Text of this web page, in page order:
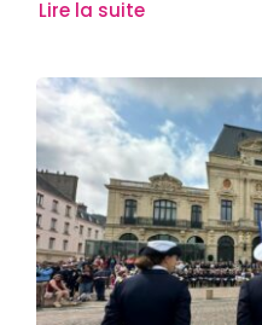
Lire la suite